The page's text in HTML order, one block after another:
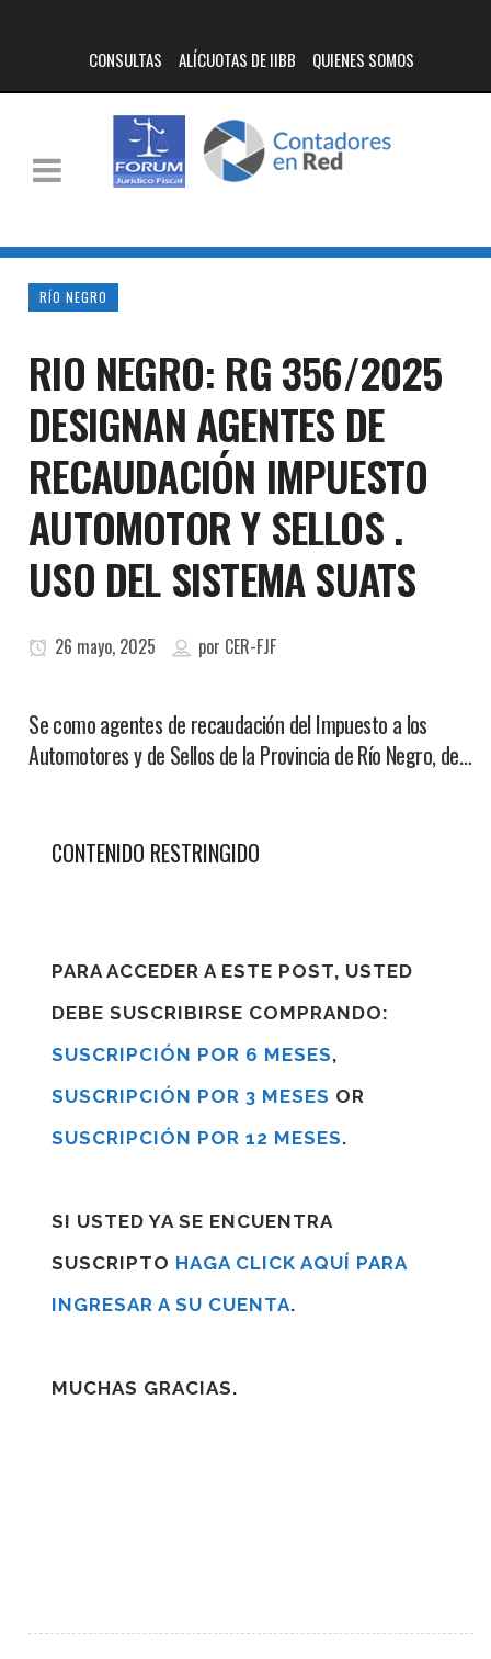
CONSULTAS ALÍCUOTAS DE IIBB QUIENES SOMOS
RÍO NEGRO
RIO NEGRO: RG 356/2025
DESIGNAN AGENTES DE
RECAUDACIÓN IMPUESTO
AUTOMOTOR Y SELLOS .
USO DEL SISTEMA SUATS
26 mayo, 2025 por CER-FJF
Se como agentes de recaudación del Impuesto a los
Automotores y de Sellos de la Provincia de Río Negro, de…
CONTENIDO RESTRINGIDO
PARA ACCEDER A ESTE POST, USTED
DEBE SUSCRIBIRSE COMPRANDO:
SUSCRIPCIÓN POR 6 MESES,
SUSCRIPCIÓN POR 3 MESES OR
SUSCRIPCIÓN POR 12 MESES.
SI USTED YA SE ENCUENTRA
SUSCRIPTO HAGA CLICK AQUÍ PARA
INGRESAR A SU CUENTA.
MUCHAS GRACIAS.